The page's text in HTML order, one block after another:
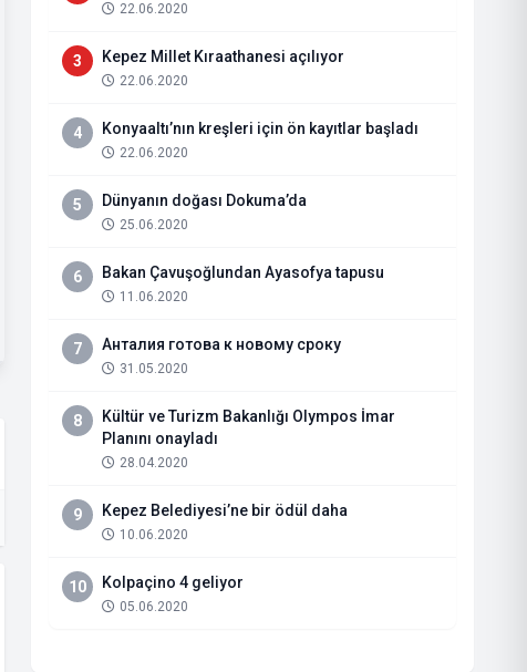
ANTALYA ESKİ SANAYİ UYGUN
TASARIMI
22.06.2020
3 Kepez Millet Kıraathanesi açılıyor
22.06.2020
4 Konyaaltı’nın kreşleri için ön kayıtlar başladı
22.06.2020
5 Dünyanın doğası Dokuma’da
25.06.2020
6 Bakan Çavuşoğlundan Ayasofya tapusu
11.06.2020
7 Анталия готова к новому сроку
31.05.2020
8
Kültür ve Turizm Bakanlığı Olympos İmar
Planını onayladı
28.04.2020
9 Kepez Belediyesi’ne bir ödül daha
10.06.2020
10 Kolpaçino 4 geliyor
05.06.2020